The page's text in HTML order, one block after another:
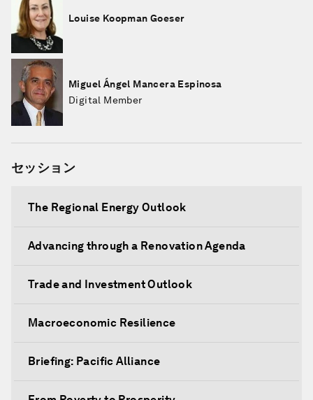
Louise Koopman Goeser
Miguel Ángel Mancera Espinosa
Digital Member
セッション
The Regional Energy Outlook
Advancing through a Renovation Agenda
Trade and Investment Outlook
Macroeconomic Resilience
Briefing: Pacific Alliance